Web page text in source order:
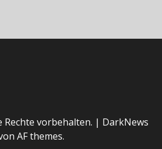
vorbehalten. | DarkNews
AF themes.